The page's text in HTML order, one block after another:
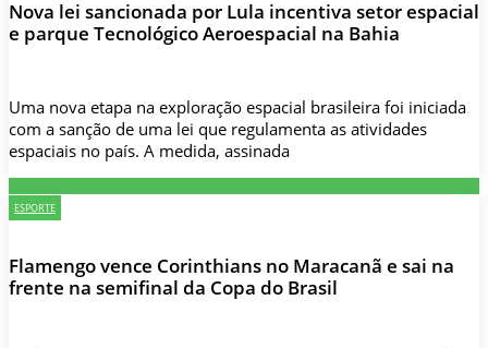
Nova lei sancionada por Lula incentiva setor espacial
e parque Tecnológico Aeroespacial na Bahia
Uma nova etapa na exploração espacial brasileira foi iniciada
com a sanção de uma lei que regulamenta as atividades
espaciais no país. A medida, assinada
ESPORTE
Flamengo vence Corinthians no Maracanã e sai na
frente na semifinal da Copa do Brasil